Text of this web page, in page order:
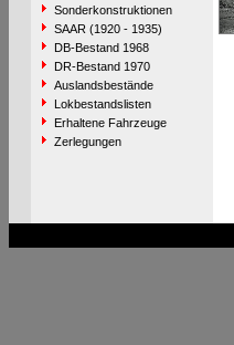
Sonderkonstruktionen
SAAR (1920 - 1935)
DB-Bestand 1968
DR-Bestand 1970
Auslandsbestände
Lokbestandslisten
Erhaltene Fahrzeuge
Zerlegungen